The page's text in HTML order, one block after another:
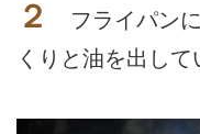
２
フライパン
くりと油を出して